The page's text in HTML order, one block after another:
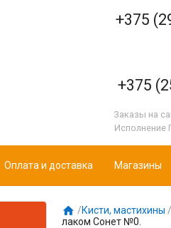
+375
+375
Заказы на
Исполнение
Оплата и доставка Магазины
 /Кисти, мастихины /
лаком Сонет №0.